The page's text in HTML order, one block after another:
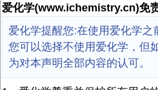
爱化学(www.ichemistry.cn)免
爱化学提醒您:在使用爱化学
您可以选择不使用爱化学，但
为对本声明全部内容的认可。